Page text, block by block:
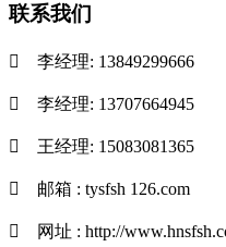
联系我们
 李经理: 13849299666
 李经理: 13707664945
 王经理: 15083081365
 邮箱 : tysfsh 126.com
 网址 : http://